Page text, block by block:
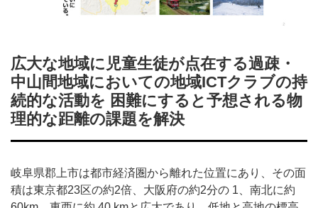
広大な地域に児童生徒が点在する過疎・
中山間地域においての地域ICTクラブの持
続的な活動を 困難にすると予想される物
理的な距離の課題を解決
岐阜県郡上市は都市経済圏から離れた位置にあり、その面
積は東京都23区の約2倍、大阪府の約2分の 1、南北に約